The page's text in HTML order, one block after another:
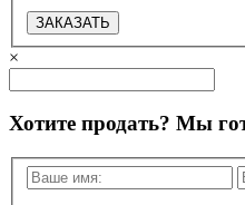
ЗАКАЗАТЬ
×
Хотите продать? Мы